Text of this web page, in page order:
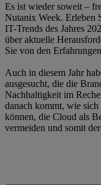
Es ist wieder soweit –
Nutanix Week. Erleben
IT-Trends des Jahres
über aktuelle
Sie von den
Auch in diesem Jahr
ausgesucht, die die
Nachhaltigkeit im
danach kommt, wie
können, die Cloud als
vermeiden und somit